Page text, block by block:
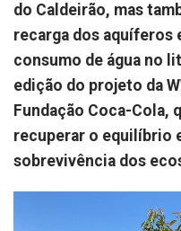
do Caldeirão, mas
recarga dos aquíferos
consumo de água no
edição do projeto da
Fundação Coca-Cola,
recuperar o equilíbrio
sobrevivência dos